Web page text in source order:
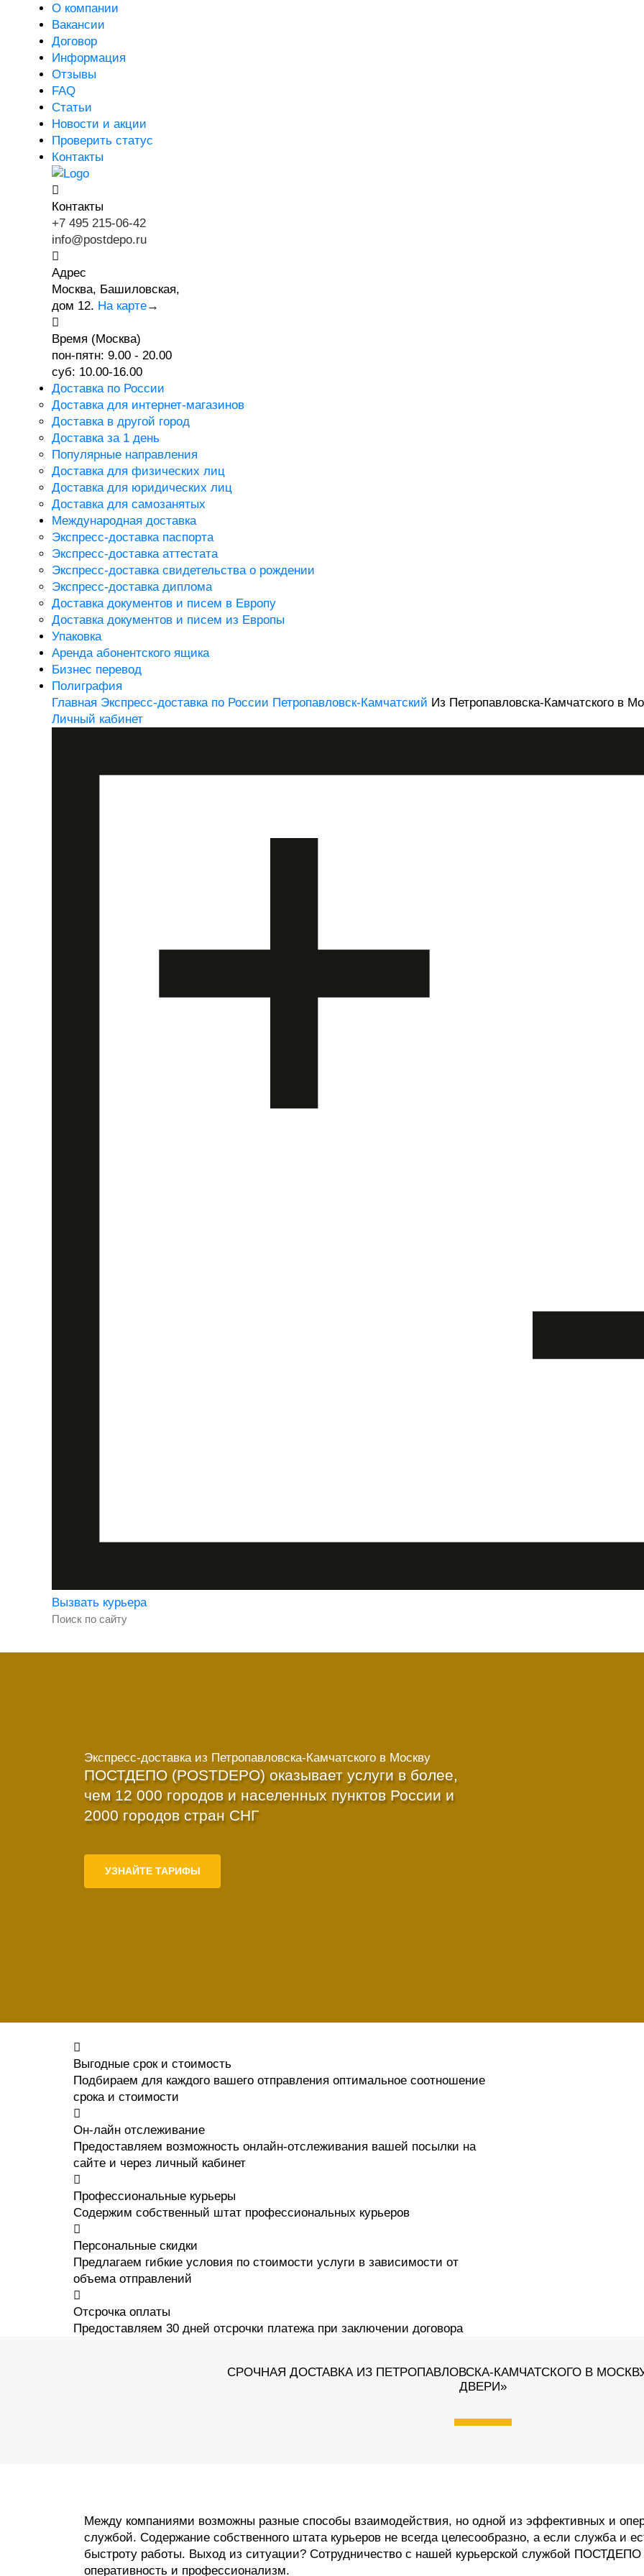
О компании
Вакансии
Договор
Информация
Отзывы
FAQ
Статьи
Новости и акции
Проверить статус
Контакты
Контакты
+7 495 215-06-42
info@postdepo.ru
Адрес
Москва, Башиловская,
дом 12. На карте→
Время (Москва)
пон-пятн: 9.00 - 20.00
суб: 10.00-16.00
Доставка по России
Доставка для интернет-магазинов
Доставка в другой город
Доставка за 1 день
Популярные направления
Доставка для физических лиц
Доставка для юридических лиц
Доставка для самозанятых
Международная доставка
Экспресс-доставка паспорта
Экспресс-доставка аттестата
Экспресс-доставка свидетельства о рождении
Экспресс-доставка диплома
Доставка документов и писем в Европу
Доставка документов и писем из Европы
Упаковка
Аренда абонентского ящика
Бизнес перевод
Полиграфия
Главная Экспресс-доставка по России Петропавловск-Камчатский Из Петропавловска-Камчатского в
Личный кабинет
Вызвать курьера
Экспресс-доставка из Петропавловска-Камчатского в Москву
ПОСТДЕПО (POSTDEPO) оказывает услуги в более,
чем 12 000 городов и населенных пунктов России и
2000 городов стран СНГ
УЗНАЙТЕ ТАРИФЫ
Выгодные срок и стоимость
Подбираем для каждого вашего отправления оптимальное соотношение
срока и стоимости
Он-лайн отслеживание
Предоставляем возможность онлайн-отслеживания вашей посылки на
сайте и через личный кабинет
Профессиональные курьеры
Содержим собственный штат профессиональных курьеров
Персональные скидки
Предлагаем гибкие условия по стоимости услуги в зависимости от
объема отправлений
Отсрочка оплаты
Предоставляем 30 дней отсрочки платежа при заключении договора
СРОЧНАЯ ДОСТАВКА ИЗ ПЕТРОПАВЛОВСКА-КАМЧАТСКОГО В
ДВЕРИ»
Между компаниями возможны разные способы взаимодействия, но одной из эффективных и
службой. Содержание собственного штата курьеров не всегда целесообразно, а если служба и
быстроту работы. Выход из ситуации? Сотрудничество с нашей курьерской службой
оперативность и профессионализм.